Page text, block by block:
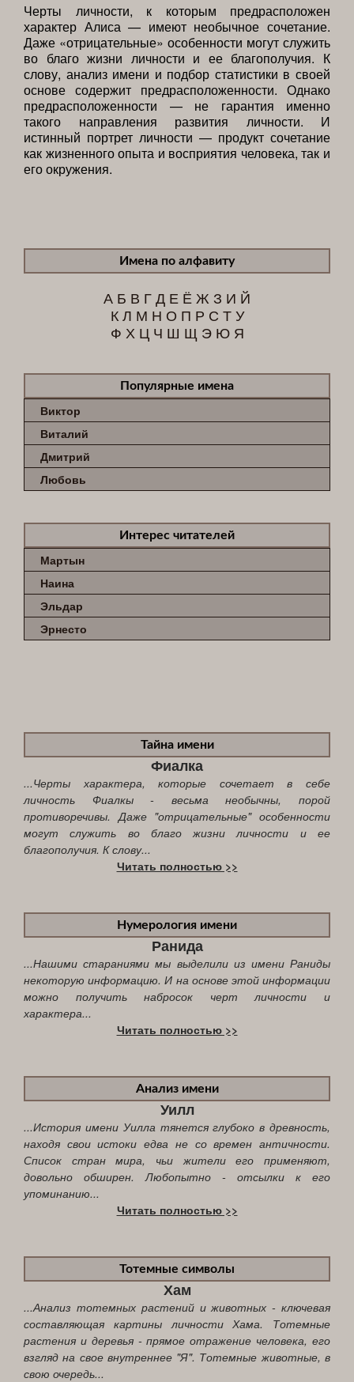
Черты личности, к которым предрасположен
характер Алиса — имеют необычное сочетание.
Даже «отрицательные» особенности могут служить
во благо жизни личности и ее благополучия. К
слову, анализ имени и подбор статистики в своей
основе содержит предрасположенности. Однако
предрасположенности — не гарантия именно
такого направления развития личности. И
истинный портрет личности — продукт сочетание
как жизненного опыта и восприятия человека, так и
его окружения.
Имена по алфавиту
А Б В ГД Е Ё Ж З И Й
К Л М Н О П Р С Т У
Ф Х Ц Ч Ш Щ Э Ю Я
Популярные имена
Виктор
Виталий
Дмитрий
Любовь
Интерес читателей
Мартын
Наина
Эльдар
Эрнесто
Тайна имени
Фиалка
...Черты характера, которые сочетает в себе
личность Фиалкы - весьма необычны, порой
противоречивы. Даже "отрицательные" особенности
могут служить во благо жизни личности и ее
благополучия. К слову...
Читать полностью >>
Нумерология имени
Ранида
...Нашими стараниями мы выделили из имени Раниды
некоторую информацию. И на основе этой информации
можно получить набросок черт личности и
характера...
Читать полностью >>
Анализ имени
Уилл
...История имени Уилла тянется глубоко в древность,
находя свои истоки едва не со времен античности.
Список стран мира, чьи жители его применяют,
довольно обширен. Любопытно - отсылки к его
упоминанию...
Читать полностью >>
Тотемные символы
Хам
...Анализ тотемных растений и животных - ключевая
составляющая картины личности Хама. Тотемные
растения и деревья - прямое отражение человека, его
взгляд на свое внутреннее "Я". Тотемные животные, в
свою очередь...